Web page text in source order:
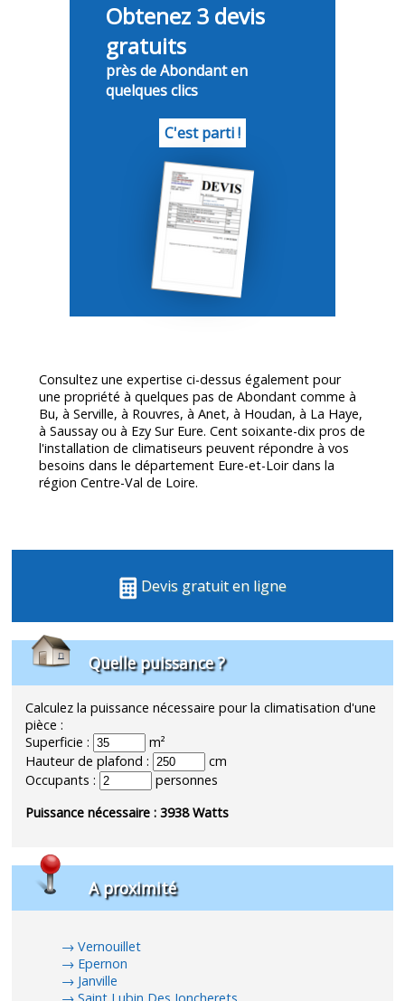
Obtenez 3 devis
gratuits
près de Abondant en
quelques clics
C'est parti !
Consultez une expertise ci-dessus également pour
une propriété à quelques pas de Abondant comme à
Bu, à Serville, à Rouvres, à Anet, à Houdan, à La Haye,
à Saussay ou à Ezy Sur Eure. Cent soixante-dix pros de
l'installation de climatiseurs peuvent répondre à vos
besoins dans le département Eure-et-Loirdans la
région Centre-Val de Loire.
Devis gratuit en ligne
Quelle puissance ?
Calculez la puissance nécessaire pour la climatisation d'une
pièce :
Superficie :
m²
Hauteur de plafond :
cm
Occupants :
personnes
Puissance nécessaire :3938Watts
A proximité
Vernouillet
Epernon
Janville
Saint Lubin Des Joncherets